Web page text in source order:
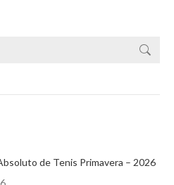
de Tenis Primavera – 2026